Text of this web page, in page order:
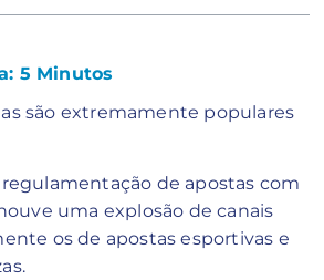
5 Minutos
são extremamente populares
de apostas com
houve uma explosão de canais
os de apostas esportivas e